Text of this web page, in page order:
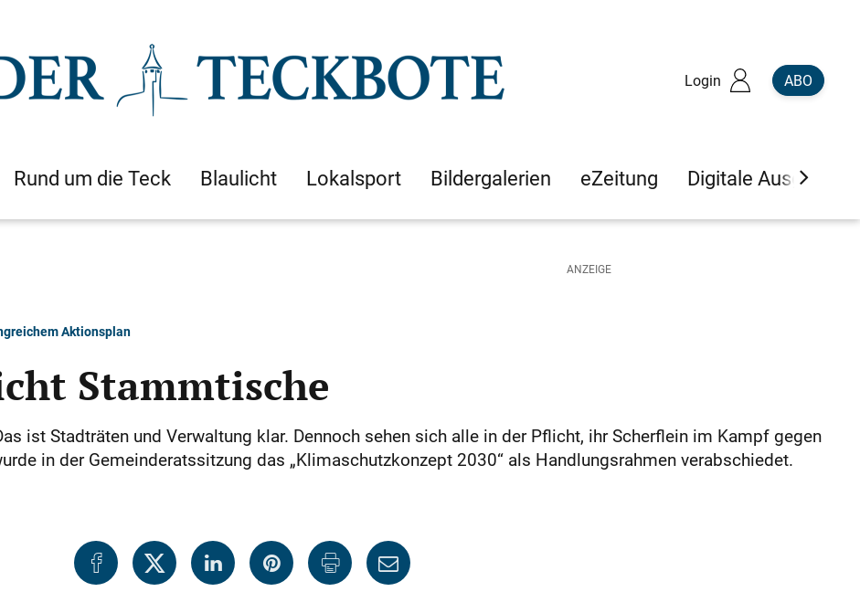
Login ABO
Rund um die Teck Blaulicht Lokalsport Bildergalerien eZeitung Digitale Ausgaben
Aktionsplan
Stammtische
ist Stadträten und Verwaltung klar. Dennoch sehen sich alle in der Pflicht, ihr Scherflein im Kampf gegen
in der Gemeinderatssitzung das „Klimaschutzkonzept 2030“ als Handlungsrahmen verabschiedet.